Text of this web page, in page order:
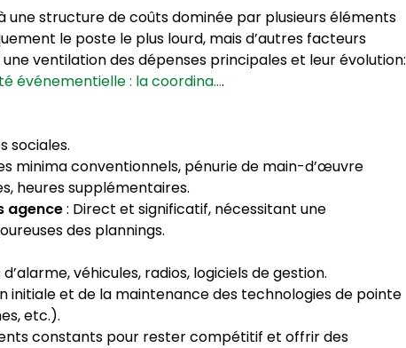
une structure de coûts dominée par plusieurs éléments
le poste le plus lourd, mais d’autres facteurs
ventilation des dépenses principales et leur évolution:
événementielle : la coordina….
sociales.
minima conventionnels, pénurie de main-d’œuvre
heures supplémentaires.
agence: Direct et significatif, nécessitant une
des plannings.
véhicules, radios, logiciels de gestion.
initiale et de la maintenance des technologies de pointe
etc.).
constants pour rester compétitif et offrir des